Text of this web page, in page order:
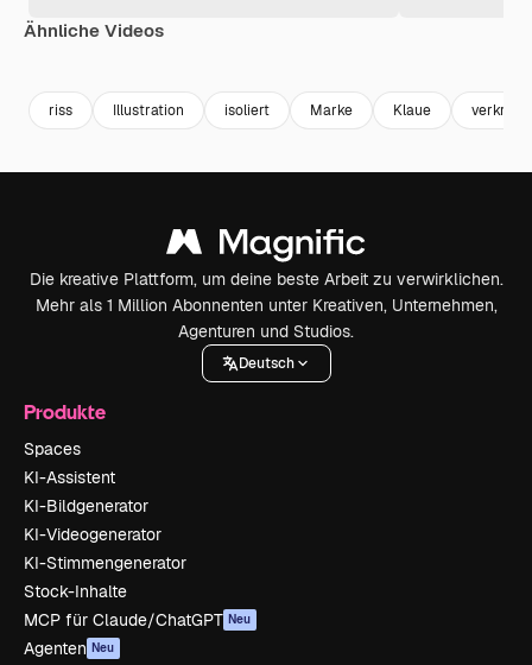
Ähnliche Videos
riss Illustration isoliert Marke Klaue verkratzt
Die kreative Plattform, um deine beste Arbeit zu verwirklichen.
Mehr als 1 Million Abonnenten unter Kreativen, Unternehmen,
Agenturen und Studios.
Deutsch
Produkte
Spaces
KI-Assistent
KI-Bildgenerator
KI-Videogenerator
KI-Stimmengenerator
Stock-Inhalte
MCP für Claude/ChatGPT Neu
Agenten Neu